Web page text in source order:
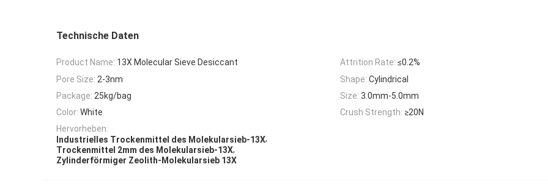
Technische Daten
Product Name: 13X Molecular Sieve Desiccant Attrition Rate: ≤0.2%
Pore Size: 2-3nm Shape: Cylindrical
Package: 25kg/bag Size: 3.0mm-5.0mm
Color: White Crush Strength: ≥20N
Hervorheben:
Industrielles Trockenmittel des Molekularsieb-13X,
Trockenmittel 2mm des Molekularsieb-13X,
Zylinderförmiger Zeolith-Molekularsieb 13X